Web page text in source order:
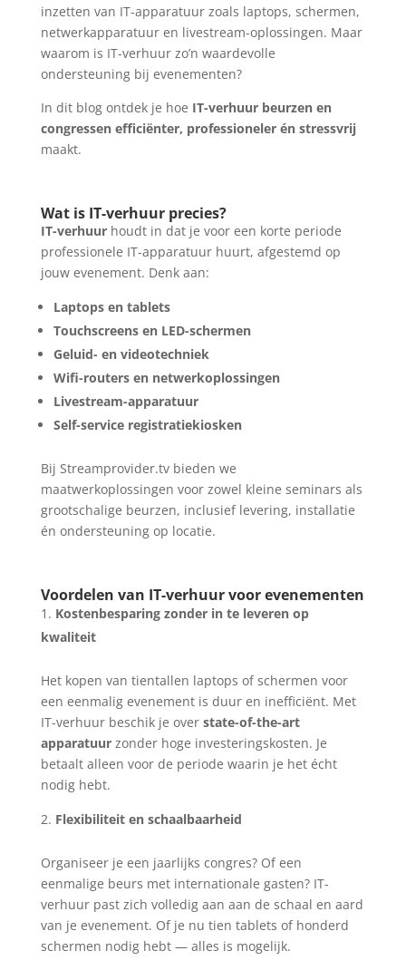
inzetten van IT-apparatuur zoals laptops, schermen,
netwerkapparatuur en livestream-oplossingen. Maar
waarom is IT-verhuur zo’n waardevolle
ondersteuning bij evenementen?
In dit blog ontdek je hoe IT-verhuur beurzen en
congressen efficiënter, professioneler én stressvrij
maakt.
Wat is IT-verhuur precies?
IT-verhuurhoudt in dat je voor een korte periode
professionele IT-apparatuur huurt, afgestemd op
jouw evenement. Denk aan:
Laptops en tablets
Touchscreens en LED-schermen
Geluid- en videotechniek
Wifi-routers en netwerkoplossingen
Livestream-apparatuur
Self-service registratiekiosken
Bij Streamprovider.tv bieden we
maatwerkoplossingen voor zowel kleine seminars als
grootschalige beurzen, inclusief levering, installatie
én ondersteuning op locatie.
Voordelen van IT-verhuur voor evenementen
Kostenbesparing zonder in te leveren op
kwaliteit
Het kopen van tientallen laptops of schermen voor
een eenmalig evenement is duur en inefficiënt. Met
IT-verhuur beschik je over state-of-the-art
apparatuurzonder hoge investeringskosten. Je
betaalt alleen voor de periode waarin je het écht
nodig hebt.
Flexibiliteit en schaalbaarheid
Organiseer je een jaarlijks congres? Of een
eenmalige beurs met internationale gasten? IT-
verhuur past zich volledig aan aan de schaal en aard
van je evenement. Of je nu tien tablets of honderd
schermen nodig hebt — alles is mogelijk.